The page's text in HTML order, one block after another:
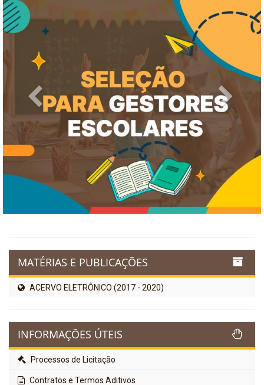
Previous Next
MATÉRIAS E PUBLICAÇÕES
ACERVO ELETRÔNICO (2017 - 2020)
INFORMAÇÕES ÚTEIS
Processos de Licitação
Contratos e Termos Aditivos